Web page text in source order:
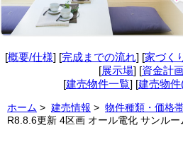
[概要/仕様] [完成までの流れ] [家づく
[展示場] [資金計
[建売物件一覧] [建売物
ホーム > 建売情報 > 物件種類・価格
R8.8.6更新 4区画 オール電化 サンルー